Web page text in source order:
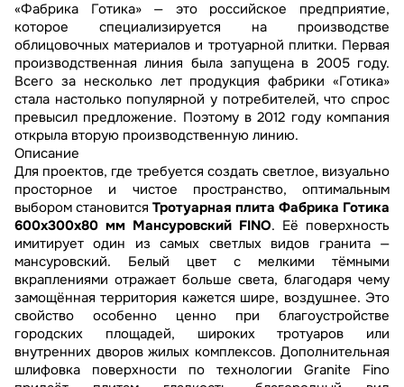
«Фабрика Готика» — это российское предприятие,
которое специализируется на производстве
облицовочных материалов и тротуарной плитки. Первая
производственная линия была запущена в 2005 году.
Всего за несколько лет продукция фабрики «Готика»
стала настолько популярной у потребителей, что спрос
превысил предложение. Поэтому в 2012 году компания
открыла вторую производственную линию.
Описание
Для проектов, где требуется создать светлое, визуально
просторное и чистое пространство, оптимальным
выбором становится Тротуарная плита Фабрика Готика
600x300x80 мм Мансуровский FINO. Её поверхность
имитирует один из самых светлых видов гранита —
мансуровский. Белый цвет с мелкими тёмными
вкраплениями отражает больше света, благодаря чему
замощённая территория кажется шире, воздушнее. Это
свойство особенно ценно при благоустройстве
городских площадей, широких тротуаров или
внутренних дворов жилых комплексов. Дополнительная
шлифовка поверхности по технологии Granite Fino